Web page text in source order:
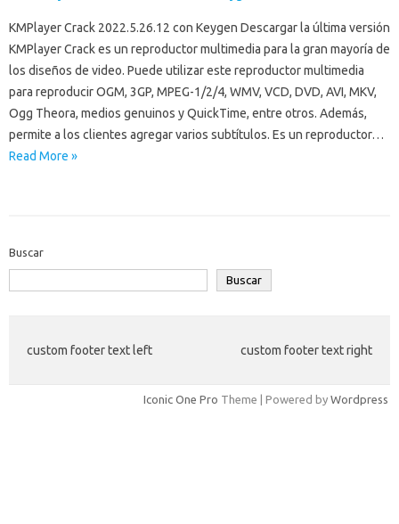
KMPlayer Crack 2022.5.26.12 con Keygen Descargar la última versión
KMPlayer Crack es un reproductor multimedia para la gran mayoría de
los diseños de video. Puede utilizar este reproductor multimedia
para reproducir OGM, 3GP, MPEG-1/2/4, WMV, VCD, DVD, AVI, MKV,
Ogg Theora, medios genuinos y QuickTime, entre otros. Además,
permite a los clientes agregar varios subtítulos. Es un reproductor…
Read More »
Buscar
Buscar
custom footer text left custom footer text right
Iconic One Pro Theme | Powered by Wordpress